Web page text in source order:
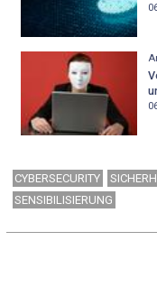
CYBERSECURITY
SENSIBILISIERUNG